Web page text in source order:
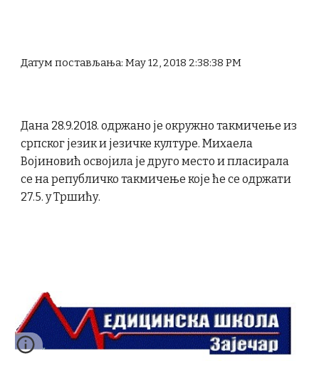
Датум постављања: May 12, 2018 2:38:38 PM
Дана 28.9.2018. одржано је окружно такмичење из
српског језик и језичке културе. Михаела
Војиновић освојила је друго место и пласирала
се на републичко такмичење које ће се одржати
27.5. у Тршићу.